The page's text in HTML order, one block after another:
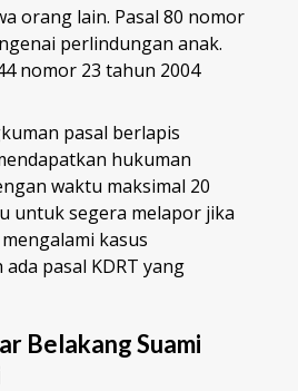
orang lain. Pasal 80 nomor
perlindungan anak.
nomor 23 tahun 2004
pasal berlapis
hukuman
waktu maksimal 20
untuk segera melapor jika
kasus
pasal KDRT yang
Belakang Suami